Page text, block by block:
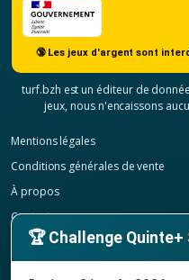
🔞 Les jeux d'argent sont
turf.bzh est un éditeur de
jeux, nous n'encaissons
Mentions légales
Conditions générales de vente
À propos
Contact
Confidentialité
🏆 Challenge Quinte+